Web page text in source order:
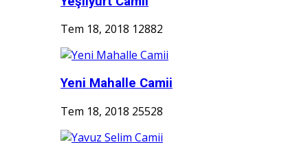
Tem 18, 2018 12882
Yeni Mahalle Camii
Tem 18, 2018 25528